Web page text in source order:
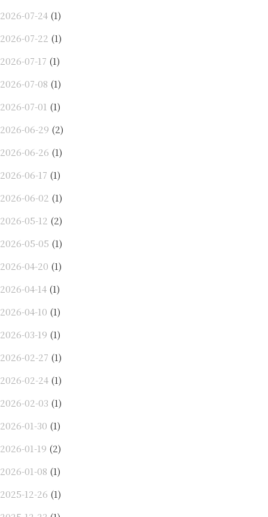
2026-07-24 (1)
2026-07-22 (1)
2026-07-17 (1)
2026-07-08 (1)
2026-07-01 (1)
2026-06-29 (2)
2026-06-26 (1)
2026-06-17 (1)
2026-06-02 (1)
2026-05-12 (2)
2026-05-05 (1)
2026-04-20 (1)
2026-04-14 (1)
2026-04-10 (1)
2026-03-19 (1)
2026-02-27 (1)
2026-02-24 (1)
2026-02-03 (1)
2026-01-30 (1)
2026-01-19 (2)
2026-01-08 (1)
2025-12-26 (1)